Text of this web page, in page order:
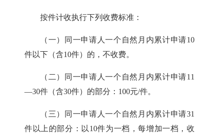
按件计收执行下列收费标准：
（一）同一申请人一个自然月内累计申请10
件以下（含10件）的，不收费。
（二）同一申请人一个自然月内累计申请11
—30件（含30件）的部分：100元/件。
（三）同一申请人一个自然月内累计申请31
件以上的部分：以10件为一档，每增加一档，收